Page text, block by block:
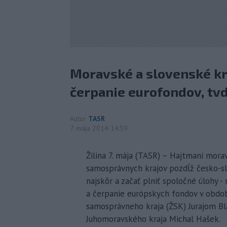
Moravské a slovenské
čerpanie eurofondov,
Autor TASR
7. mája 2014 14:59
Žilina 7. mája (TASR) – Hajtmani
samosprávnych krajov pozdĺž
najskôr a začať plniť spoločné úlohy
a čerpanie európskych fondov v
samosprávneho kraja (ŽSK) Jurajom
Juhomoravského kraja Michal Hašek.